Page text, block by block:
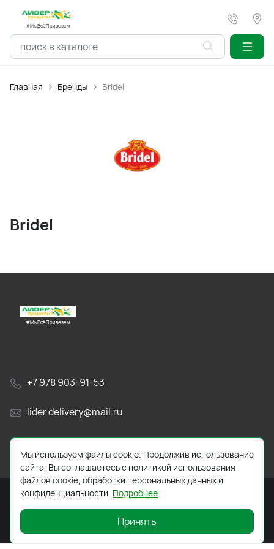
#МыВсёПривезем
Главная Бренды Bridel
Bridel
#МыВсёПривезем
+7 978 903-91-53
lider.delivery@mail.ru
просп. Генерала Острякова, 65А
2026 © Все права защищены. Работает наReadyScript
Мы используем файлы cookie. Продолжив использование
сайта, Вы соглашаетесь с политикой использования
файлов cookie, обработки персональных данных и
конфиденциальности. Подробнее
Принять